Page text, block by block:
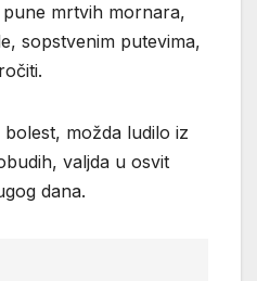
mrtvih mornara,
sopstvenim putevima,
možda ludilo iz
valjda u osvit
dana.